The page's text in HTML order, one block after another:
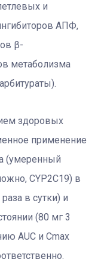
и
АПФ,
β-
метаболизма
здоровых
применение
(умеренный
CYP2C19) в
в сутки) и
(80 мг 3
AUC и Cmax